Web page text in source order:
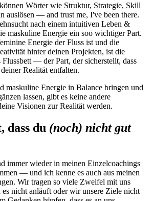
Wörter wie Struktur, Strategie, Skill
auslösen — and trust me, I've been there.
nach einem intuitiven Leben &
maskuline Energie ein soo wichtiger Part.
Energie der Fluss ist und die
hinter deinen Projekten, ist die
Flussbett — der Part, der sicherstellt, dass
Realität entfalten.
maskuline Energie in Balance bringen und
lassen, gibt es keine andere
Visionen zur Realität werden.
dass du (noch) nicht gut
immer wieder in meinen Einzelcoachings
— und ich kenne es auch aus meinen
Wir tragen so viele Zweifel mit uns
nicht anläuft oder wir unsere Ziele nicht